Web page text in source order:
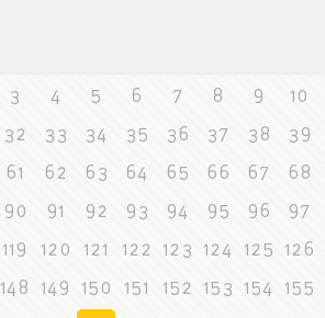
3 4 5 6 7 8 9 10
32 33 34 35 36 37 38 39
61 62 63 64 65 66 67 68
90 91 92 93 94 95 96 97
119 120 121 122 123 124 125 126
148 149 150 151 152 153 154 155